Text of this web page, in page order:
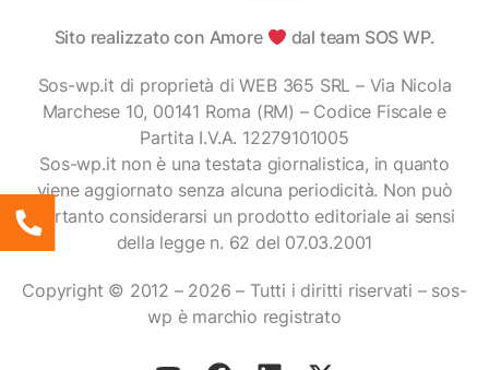
Sito realizzato con Amore dal team SOS WP.
Sos-wp.it di proprietà di WEB 365 SRL – Via Nicola
Marchese 10, 00141 Roma (RM) – Codice Fiscale e
Partita I.V.A. 12279101005
Sos-wp.it non è una testata giornalistica, in quanto
viene aggiornato senza alcuna periodicità. Non può
pertanto considerarsi un prodotto editoriale ai sensi
della legge n. 62 del 07.03.2001
Copyright © 2012 – 2026 – Tutti i diritti riservati – sos-
wp è marchio registrato